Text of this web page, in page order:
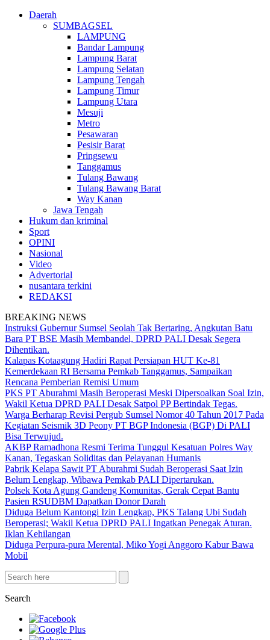
Daerah
SUMBAGSEL
LAMPUNG
Bandar Lampung
Lampung Barat
Lampung Selatan
Lampung Tengah
Lampung Timur
Lampung Utara
Mesuji
Metro
Pesawaran
Pesisir Barat
Pringsewu
Tanggamus
Tulang Bawang
Tulang Bawang Barat
Way Kanan
Jawa Tengah
Hukum dan kriminal
Sport
OPINI
Nasional
Video
Advertorial
nusantara terkini
REDAKSI
BREAKING NEWS
Instruksi Gubernur Sumsel Seolah Tak Bertaring, Angkutan Batu
Bara PT BSE Masih Membandel, DPRD PALI Desak Segera
Dihentikan.
Kalapas Kotaagung Hadiri Rapat Persiapan HUT Ke-81
Kemerdekaan RI Bersama Pemkab Tanggamus, Sampaikan
Rencana Pemberian Remisi Umum
PKS PT Aburahmi Masih Beroperasi Meski Dipersoalkan Soal Izin,
Wakil Ketua DPRD PALI Desak Satpol PP Bertindak Tegas.
Warga Berharap Revisi Pergub Sumsel Nomor 40 Tahun 2017 Pada
Kegiatan Seismik 3D Peony PT BGP Indonesia (BGP) Di PALI
Bisa Terwujud.
AKBP Ramadhona Resmi Terima Tunggul Kesatuan Polres Way
Kanan, Tegaskan Soliditas dan Pelayanan Humanis
Pabrik Kelapa Sawit PT Aburahmi Sudah Beroperasi Saat Izin
Belum Lengkap, Wibawa Pemkab PALI Dipertarukan.
Polsek Kota Agung Gandeng Komunitas, Gerak Cepat Bantu
Pasien RSUDBM Dapatkan Donor Darah
Diduga Belum Kantongi Izin Lengkap, PKS Talang Ubi Sudah
Beroperasi; Wakil Ketua DPRD PALI Ingatkan Penegak Aturan.
Iklan Kehilangan
Diduga Perpura-pura Merental, Miko Yogi Anggoro Kabur Bawa
Mobil
Search